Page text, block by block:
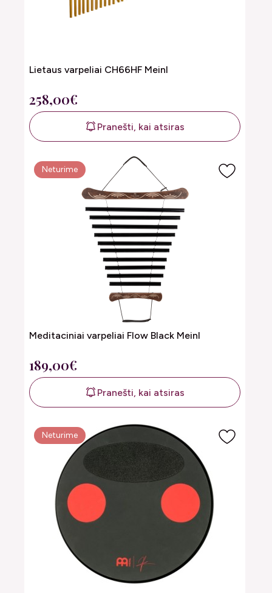
Lietaus varpeliai CH66HF Meinl
258,00€
Pranešti, kai atsiras
Neturime
Meditaciniai varpeliai Flow Black Meinl
189,00€
Pranešti, kai atsiras
Neturime